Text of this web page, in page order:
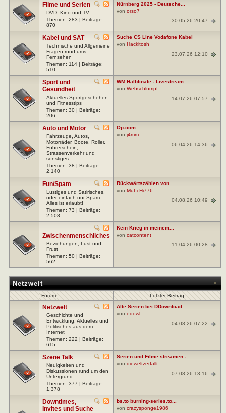
Filme und Serien
DVD, Kino und TV
Themen: 283 | Beiträge:
870
Nürnberg 2025 - Deutsche...
von orso7
30.05.26 20:47
Kabel und SAT
Technische und Allgemeine
Fragen rund ums
Fernsehen
Themen: 114 | Beiträge:
510
Suche CS Line Vodafone Kabel
von Hackitosh
23.07.26 12:10
Sport und
Gesundheit
Aktuelles Sportgeschehen
und Fitnesstips
Themen: 30 | Beiträge:
206
WM Halbfinale - Livestream
von Webschlumpf
14.07.26 07:57
Auto und Motor
Fahrzeuge, Autos,
Motorräder, Boote, Roller,
Führerschein,
Strassenverkehr und
sonstiges
Themen: 38 | Beiträge:
2.140
Op-com
von j4mm
06.04.26 14:36
Fun/Spam
Lustiges und Satirisches,
oder einfach nur Spam.
Alles ist erlaubt!
Themen: 73 | Beiträge:
2.508
Rückwärtszählen von...
von MuLcHi776
04.08.26 10:49
Zwischenmenschliches
Beziehungen, Lust und
Frust
Themen: 50 | Beiträge:
562
Kein Krieg in meinem...
von catcontent
11.04.26 00:28
Netzwelt
Forum Letzter Beitrag
Netzwelt
Geschichte und
Entwicklung, Aktuelles und
Politisches aus dem
Internet
Themen: 222 | Beiträge:
615
Alte Serien bei DDownload
von edowl
04.08.26 07:22
Szene Talk
Neuigkeiten und
Diskussionen rund um den
Untergrund
Themen: 377 | Beiträge:
1.378
Serien und Filme streamen -...
von dieweltzerfällt
07.08.26 13:16
Downtimes,
Invites und Suche
bs.to burning-series.to...
von crazysponge1986